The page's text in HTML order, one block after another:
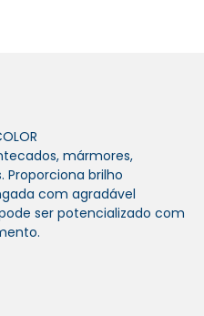
mármores,
Proporciona brilho
com agradável
ser potencializado com